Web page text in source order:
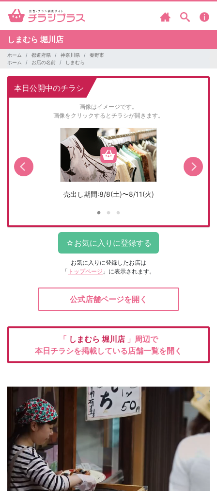
しまむら 堀川店
ホーム 都道府県 神奈川県
秦野市
ホーム
お店の名前 しまむら
本日公開中のチラシ
画像はイメージです。
画像をクリックするとチラシが開きます。
売出し期間:8/8(土)〜8/11(火)
お気に入りに登録したお店は
「 トップページ 」に表示されます。
公式店舗ページを開く
「 しまむら 堀川店 」周辺で
本日チラシを掲載している店舗一覧を開く